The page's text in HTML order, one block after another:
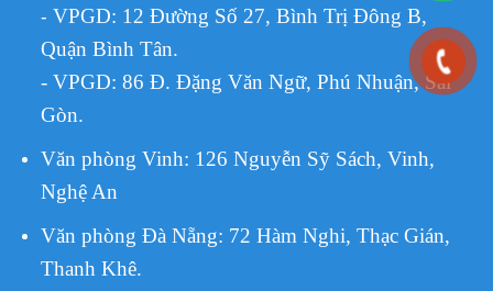
- VPGD: 12 Đường Số 27, Bình Trị Đông B,
Quận Bình Tân.
- VPGD: 86 Đ. Đặng Văn Ngữ, Phú Nhuận, Sài
Gòn.
Văn phòng Vinh: 126 Nguyễn Sỹ Sách, Vinh,
Nghệ An
Văn phòng Đà Nẵng: 72 Hàm Nghi, Thạc Gián,
Thanh Khê.